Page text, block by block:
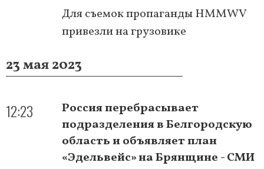
Для съемок пропаганды HMMWV
привезли на грузовике
23 мая 2023
12:23
Россия перебрасывает
подразделения в Белгородскую
область и объявляет план
«Эдельвейс» на Брянщине - СМИ